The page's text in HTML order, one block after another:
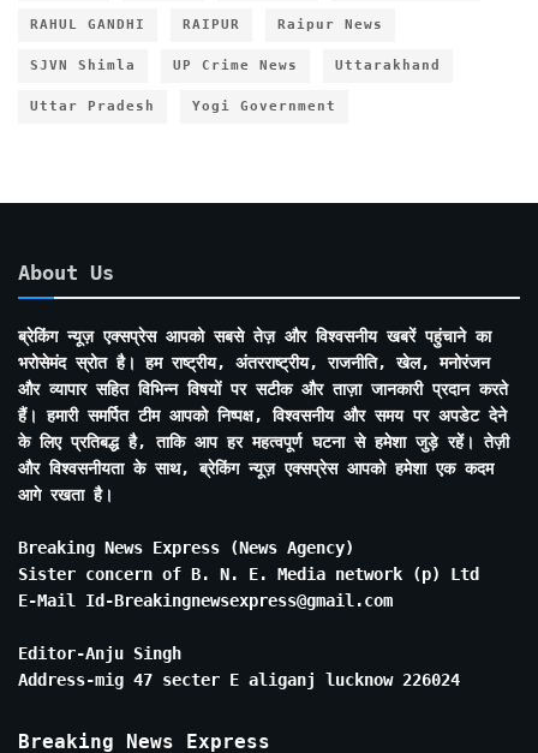
RAHUL GANDHI RAIPUR Raipur News
SJVN Shimla UP Crime News Uttarakhand
Uttar Pradesh Yogi Government
About Us
ब्रेकिंग न्यूज़ एक्सप्रेस आपको सबसे तेज़ और विश्वसनीय खबरें पहुंचाने का
भरोसेमंद स्रोत है। हम राष्ट्रीय, अंतरराष्ट्रीय, राजनीति, खेल, मनोरंजन
और व्यापार सहित विभिन्न विषयों पर सटीक और ताज़ा जानकारी प्रदान करते
हैं। हमारी समर्पित टीम आपको निष्पक्ष, विश्वसनीय और समय पर अपडेट देने
के लिए प्रतिबद्ध है, ताकि आप हर महत्वपूर्ण घटना से हमेशा जुड़े रहें। तेज़ी
और विश्वसनीयता के साथ, ब्रेकिंग न्यूज़ एक्सप्रेस आपको हमेशा एक कदम
आगे रखता है।
Breaking News Express (News Agency)
Sister concern of B. N. E. Media network (p) Ltd
E-Mail Id-Breakingnewsexpress@gmail.com
Editor-Anju Singh
Address-mig 47 secter E aliganj lucknow 226024
Breaking News Express